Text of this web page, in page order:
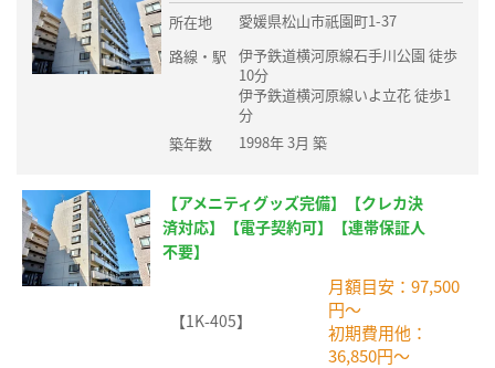
所在地
愛媛県松山市祇園町1-37
路線・駅
伊予鉄道横河原線石手川公園 徒歩
10分
伊予鉄道横河原線いよ立花 徒歩1
分
築年数
1998年 3月 築
【アメニティグッズ完備】【クレカ決
済対応】【電子契約可】【連帯保証人
不要】
【1K-405】
月額目安：97,500
円～
初期費用他：
36,850円～